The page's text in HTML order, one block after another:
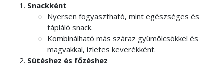
Snackként
Nyersen fogyasztható, mint egészséges és
tápláló snack.
Kombinálható más száraz gyümölcsökkel és
magvakkal, ízletes keverékként.
Sütéshez és főzéshez